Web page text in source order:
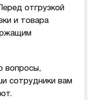
отгрузкой
и товара
вопросы,
сотрудники вам